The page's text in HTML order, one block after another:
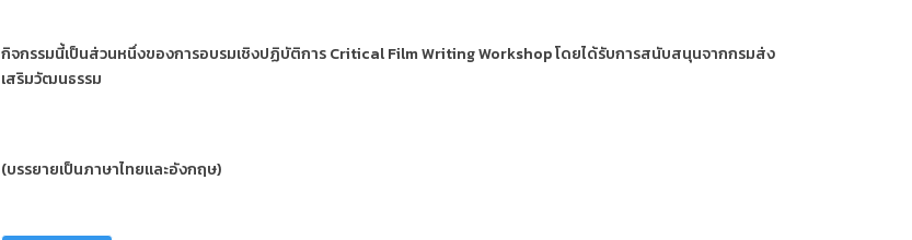
กิจกรรมนี้เป็นส่วนหนึ่งของการอบรมเชิงปฏิบัติการ Critical Film Writing Workshop โดยได้รับการสนับสนุนจากกรมส่ง
เสริมวัฒนธรรม
(บรรยายเป็นภาษาไทยและอังกฤษ)